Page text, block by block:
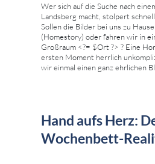
Wer sich auf die Suche nach
Landsberg macht, stolpert
Sollen die Bilder bei uns zu
(Homestory) oder fahren wir in
Großraum <?= $Ort ?> ? Eine
ersten Moment herrlich
wir einmal einen ganz ehrlichen
Hand aufs Herz:
Wochenbett-